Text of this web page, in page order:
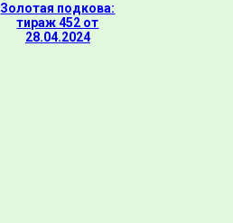
Золотая подкова:
тираж 452 от
28.04.2024